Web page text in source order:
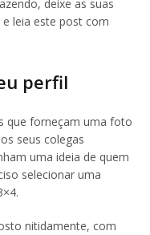
deixe as suas
leia este post com
perfil
que forneçam uma foto
seus colegas
uma ideia de quem
selecionar uma
nitidamente, com